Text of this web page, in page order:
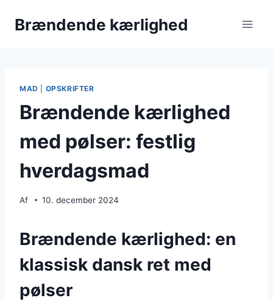
Brændende kærlighed
MAD OPSKRIFTER
Brændende kærlighed
med pølser: festlig
hverdagsmad
Af 10. december 2024
Brændende kærlighed: en
klassisk dansk ret med
pølser